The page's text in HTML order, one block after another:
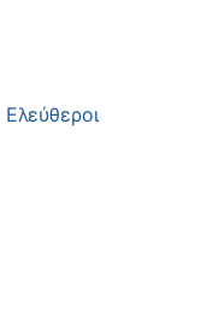
Ελεύθεροι